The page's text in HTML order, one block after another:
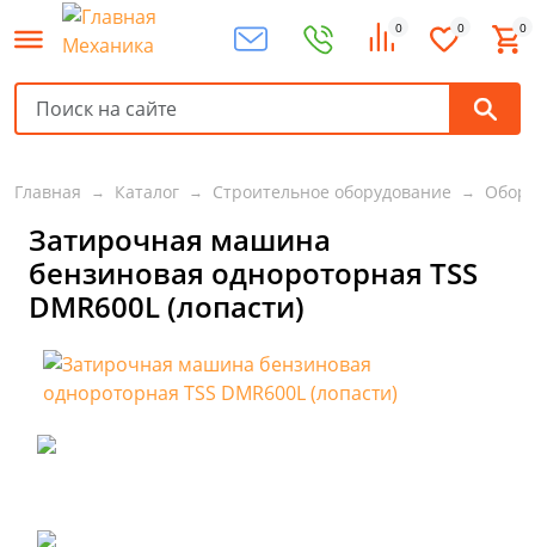
0 0 0
Главная Каталог Строительное оборудование
Затирочная машина
бензиновая однороторная TSS
DMR600L (лопасти)